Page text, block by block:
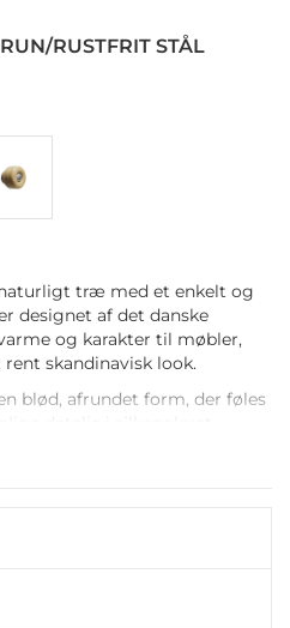
RUSTFRIT STÅL
træ med et enkelt og
designet af det danske
og karakter til møbler,
skandinavisk look.
blød, afrundet form, der føles
en moderne kontrast og et
lyst og mørkt interiør.